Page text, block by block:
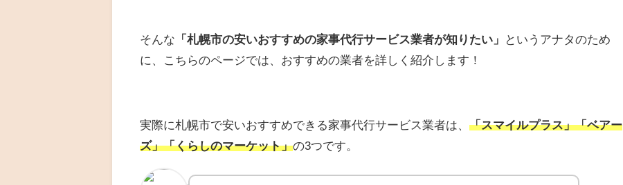
そんな 「札幌市の安いおすすめの家事代行サービス業者が知りたい」
というアナタのため
に、こちらのページでは、おすすめの業者を詳しく紹介します！
実際に札幌市で安いおすすめできる家事代行サービス業者は、「スマイルプラス」「ベアー
ズ」「くらしのマーケット」の3つです。